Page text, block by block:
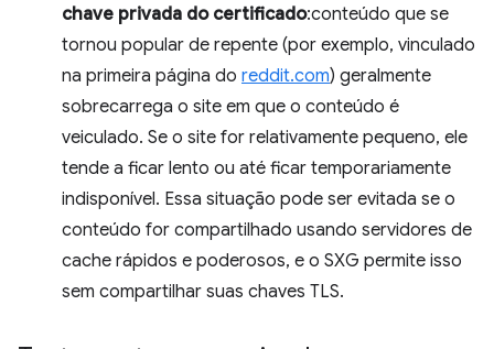
chave privada do certificado:conteúdo que se
tornou popular de repente (por exemplo, vinculado
na primeira página do reddit.com) geralmente
sobrecarrega o site em que o conteúdo é
veiculado. Se o site for relativamente pequeno, ele
tende a ficar lento ou até ficar temporariamente
indisponível. Essa situação pode ser evitada se o
conteúdo for compartilhado usando servidores de
cache rápidos e poderosos, e o SXG permite isso
sem compartilhar suas chaves TLS.